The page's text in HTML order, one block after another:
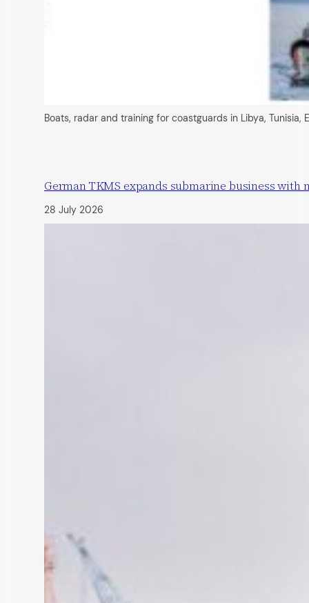
Boats, radar and training for coastguards in Libya,
German TKMS expands submarine business
28 July 2026